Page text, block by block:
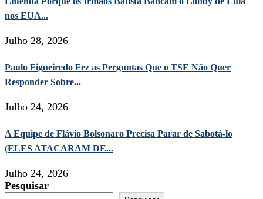
nos EUA...
Julho 28, 2026
Paulo Figueiredo Fez as Perguntas Que o TSE Não Quer
Responder Sobre...
Julho 24, 2026
A Equipe de Flávio Bolsonaro Precisa Parar de Sabotá-lo
(ELES ATACARAM DE...
Julho 24, 2026
Pesquisar